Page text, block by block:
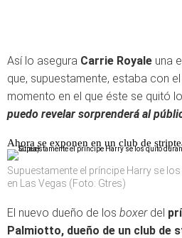
Así lo asegura Carrie Royale una
que, supuestamente, estaba con el
momento en el que éste se quitó
puedo revelar sorprenderá al
Ahora se exponen en un club de
Supuestamente el príncipe Harry se
en Las Vegas (Foto: Gtres)
El nuevo dueño de los boxerdel
Palmiotto, dueño de un club de